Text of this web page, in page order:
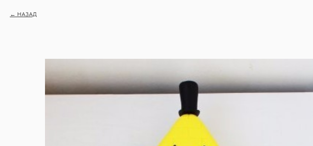
НАЗАД